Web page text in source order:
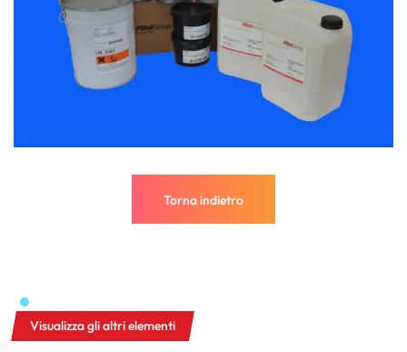
Torna indietro
Visualizza gli altri elementi